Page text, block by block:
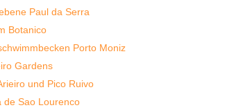
Paul da Serra
Botanico
Porto Moniz
Gardens
und Pico Ruivo
de Sao Lourenco